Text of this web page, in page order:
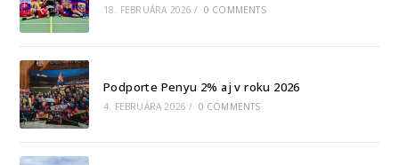
18. FEBRUÁRA 2026 / 0 COMMENTS
Podporte Penyu 2% aj v roku 2026
4. FEBRUÁRA 2026 / 0 COMMENTS